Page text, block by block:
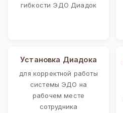
гибкости ЭДО Диадок
Установка Диадока
для корректной работы
системы ЭДО на
рабочем месте
сотрудника